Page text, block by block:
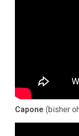
Capone (bisher